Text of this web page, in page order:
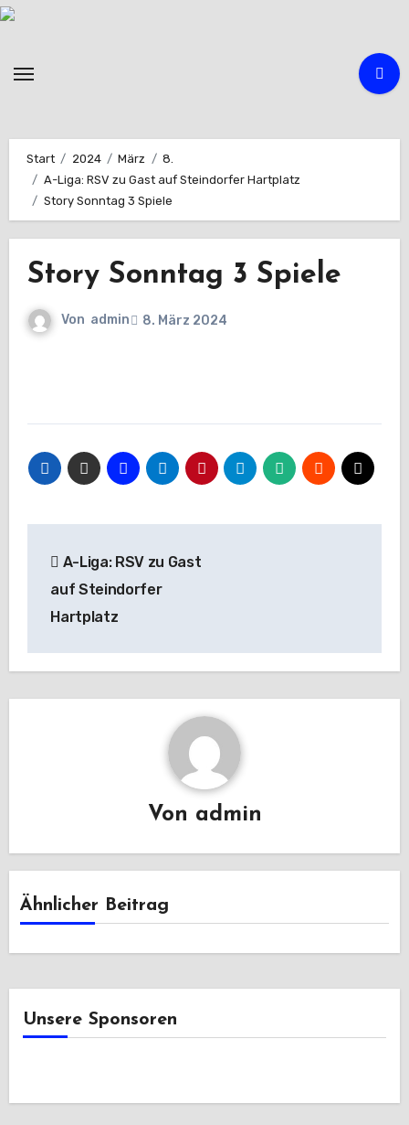
Zum
Start 2024 März
8.
A-Liga: RSV zu Gast auf Steindorfer Hartplatz
Story Sonntag 3 Spiele
Story Sonntag 3 Spiele
Von admin 8. März 2024
A-Liga: RSV zu Gast
auf Steindorfer
Hartplatz
Von admin
Ähnlicher Beitrag
Unsere Sponsoren